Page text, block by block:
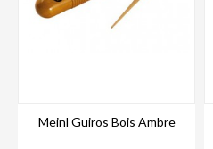
Meinl Guiros Bois Ambre